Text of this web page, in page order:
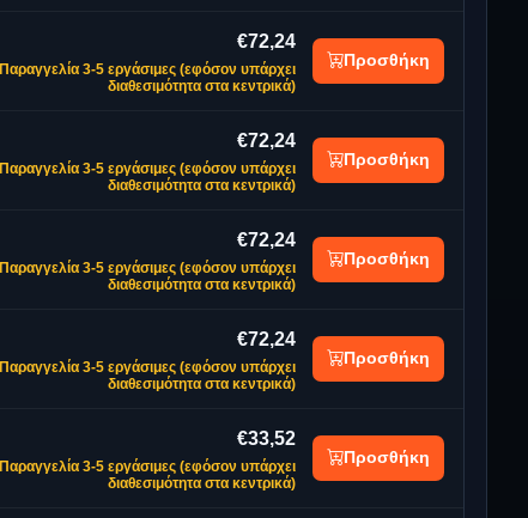
€72,24
Παραγγελία 3-5 εργάσιμες (εφόσον υπάρχει
διαθεσιμότητα στα κεντρικά)
Προσθήκη
€72,24
Παραγγελία 3-5 εργάσιμες (εφόσον υπάρχει
διαθεσιμότητα στα κεντρικά)
Προσθήκη
€72,24
Παραγγελία 3-5 εργάσιμες (εφόσον υπάρχει
διαθεσιμότητα στα κεντρικά)
Προσθήκη
€72,24
Παραγγελία 3-5 εργάσιμες (εφόσον υπάρχει
διαθεσιμότητα στα κεντρικά)
Προσθήκη
€33,52
Παραγγελία 3-5 εργάσιμες (εφόσον υπάρχει
διαθεσιμότητα στα κεντρικά)
Προσθήκη